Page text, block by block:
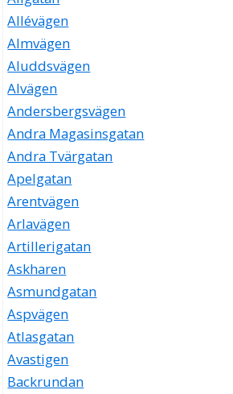
Allévägen
Almvägen
Aluddsvägen
Alvägen
Andersbergsvägen
Andra Magasinsgatan
Andra Tvärgatan
Apelgatan
Arentvägen
Arlavägen
Artillerigatan
Askharen
Asmundgatan
Aspvägen
Atlasgatan
Avastigen
Backrundan